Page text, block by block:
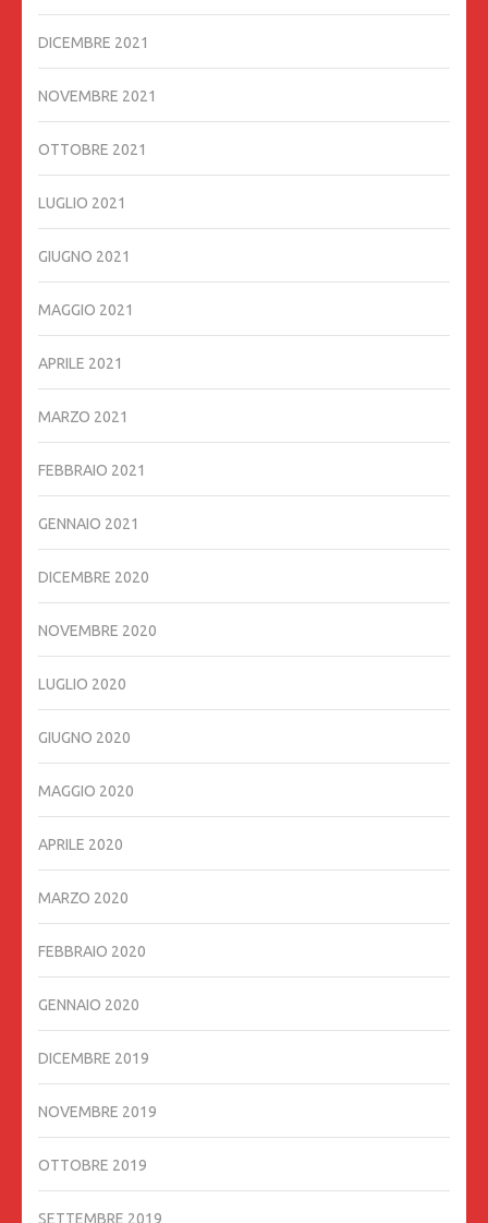
DICEMBRE 2021
NOVEMBRE 2021
OTTOBRE 2021
LUGLIO 2021
GIUGNO 2021
MAGGIO 2021
APRILE 2021
MARZO 2021
FEBBRAIO 2021
GENNAIO 2021
DICEMBRE 2020
NOVEMBRE 2020
LUGLIO 2020
GIUGNO 2020
MAGGIO 2020
APRILE 2020
MARZO 2020
FEBBRAIO 2020
GENNAIO 2020
DICEMBRE 2019
NOVEMBRE 2019
OTTOBRE 2019
SETTEMBRE 2019